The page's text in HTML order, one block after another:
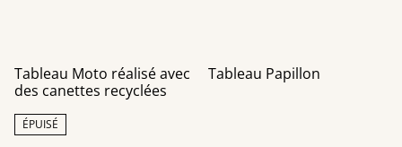
Tableau Moto réalisé avec
des canettes recyclées
ÉPUISÉ
Tableau Papillon